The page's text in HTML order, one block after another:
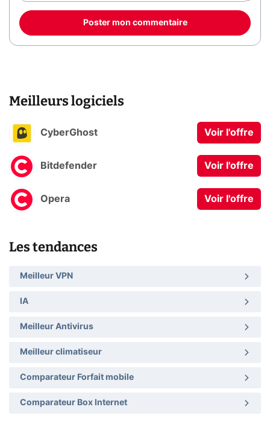
Poster mon commentaire
Meilleurs logiciels
CyberGhost Voir l'offre
Bitdefender Voir l'offre
Opera Voir l'offre
Les tendances
Meilleur VPN
IA
Meilleur Antivirus
Meilleur climatiseur
Comparateur Forfait mobile
Comparateur Box Internet